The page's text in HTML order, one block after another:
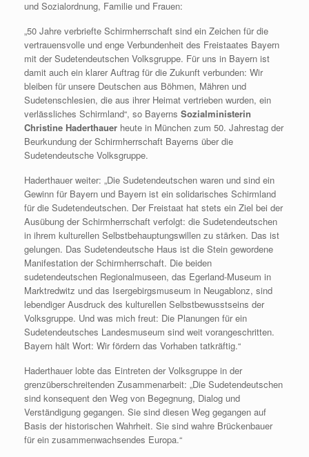
und Sozialordnung, Familie und Frauen:
„50 Jahre verbriefte Schirmherrschaft sind ein Zeichen für die
vertrauensvolle und enge Verbundenheit des Freistaates Bayern
mit der Sudetendeutschen Volksgruppe. Für uns in Bayern ist
damit auch ein klarer Auftrag für die Zukunft verbunden: Wir
bleiben für unsere Deutschen aus Böhmen, Mähren und
Sudetenschlesien, die aus ihrer Heimat vertrieben wurden, ein
verlässliches Schirmland“, so Bayerns Sozialministerin
Christine Haderthauer heute in München zum 50. Jahrestag der
Beurkundung der Schirmherrschaft Bayerns über die
Sudetendeutsche Volksgruppe.
Haderthauer weiter: „Die Sudetendeutschen waren und sind ein
Gewinn für Bayern und Bayern ist ein solidarisches Schirmland
für die Sudetendeutschen. Der Freistaat hat stets ein Ziel bei der
Ausübung der Schirmherrschaft verfolgt: die Sudetendeutschen
in ihrem kulturellen Selbstbehauptungswillen zu stärken. Das ist
gelungen. Das Sudetendeutsche Haus ist die Stein gewordene
Manifestation der Schirmherrschaft. Die beiden
sudetendeutschen Regionalmuseen, das Egerland-Museum in
Marktredwitz und das Isergebirgsmuseum in Neugablonz, sind
lebendiger Ausdruck des kulturellen Selbstbewusstseins der
Volksgruppe. Und was mich freut: Die Planungen für ein
Sudetendeutsches Landesmuseum sind weit vorangeschritten.
Bayern hält Wort: Wir fördern das Vorhaben tatkräftig.“
Haderthauer lobte das Eintreten der Volksgruppe in der
grenzüberschreitenden Zusammenarbeit: „Die Sudetendeutschen
sind konsequent den Weg von Begegnung, Dialog und
Verständigung gegangen. Sie sind diesen Weg gegangen auf
Basis der historischen Wahrheit. Sie sind wahre Brückenbauer
für ein zusammenwachsendes Europa.“